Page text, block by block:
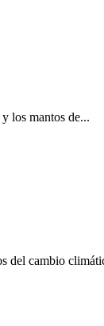
los mantos de...
del cambio